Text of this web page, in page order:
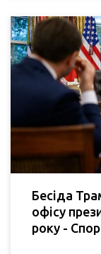
Бесіда
офісу
року -